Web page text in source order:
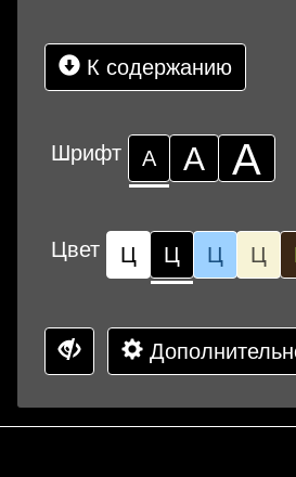
К содержанию
Шрифт А А А
Цвет Ц Ц Ц Ц